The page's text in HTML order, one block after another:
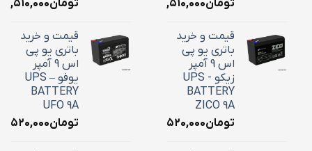
تومان۴,۵۱۰,۰۰۰
قیمت و خرید
باتری یو پی
اس 9 آمپر
زیکو - UPS
BATTERY
ZICO 9A
تومان۳,۵۲۰,۰۰۰
تومان۴,۵۱۰,۰۰۰
قیمت و خرید
باتری یو پی
اس 9 آمپر
یوفو – UPS
BATTERY
UFO 9A
تومان۳,۵۲۰,۰۰۰